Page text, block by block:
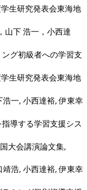
生研究発表会東海地
山下 浩一，小西達
グ初級者への学習支
生研究発表会東海地
一, 小西達裕, 伊東幸
導する学習支援シス
大会講演論文集,
浩, 小西達裕, 伊東幸